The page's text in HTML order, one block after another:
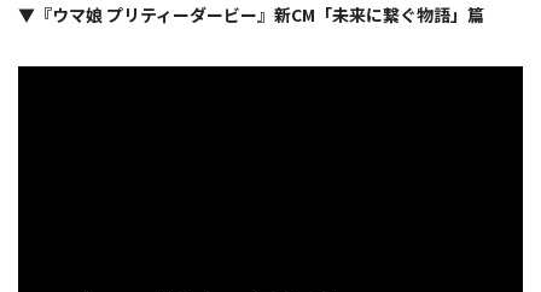
▼『ウマ娘 プリティーダービー』新CM「未来に繋ぐ物語」篇